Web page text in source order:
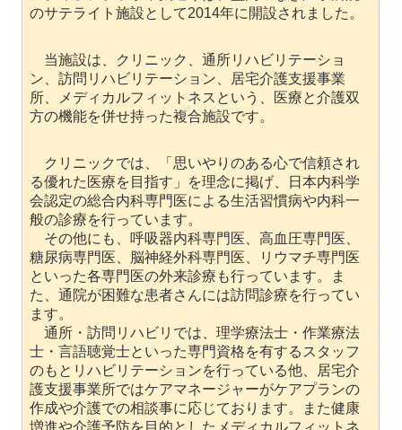
のサテライト施設として2014年に開設されました。
当施設は、クリニック、通所リハビリテーショ
ン、訪問リハビリテーション、居宅介護支援事業
所、メディカルフィットネスという、医療と介護双
方の機能を併せ持った複合施設です。
クリニックでは、「思いやりのある心で信頼され
る優れた医療を目指す」を理念に掲げ、日本内科学
会認定の総合内科専門医による生活習慣病や内科一
般の診療を行っています。
その他にも、呼吸器内科専門医、高血圧専門医、
糖尿病専門医、脳神経外科専門医、リウマチ専門医
といった各専門医の外来診療も行っています。ま
た、通院が困難な患者さんには訪問診療を行ってい
ます。
通所・訪問リハビリでは、理学療法士・作業療法
士・言語聴覚士といった専門資格を有するスタッフ
のもとリハビリテーションを行っている他、居宅介
護支援事業所ではケアマネージャーがケアプランの
作成や介護での相談事に応じております。また健康
増進や介護予防を目的としたメディカルフィットネ